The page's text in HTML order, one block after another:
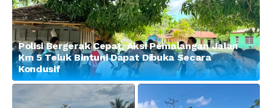
Polisi Bergerak Cepat, Aksi Pemalangan Jalan
Km 5 Teluk Bintuni Dapat Dibuka Secara
Kondusif